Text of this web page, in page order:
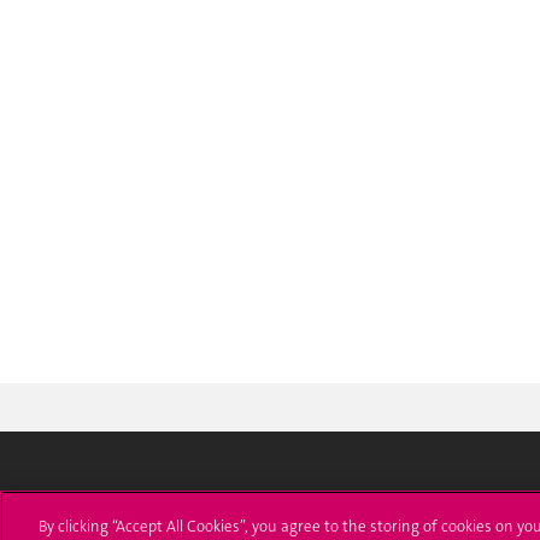
By clicking “Accept All Cookies”, you agree to the storing of cookies on